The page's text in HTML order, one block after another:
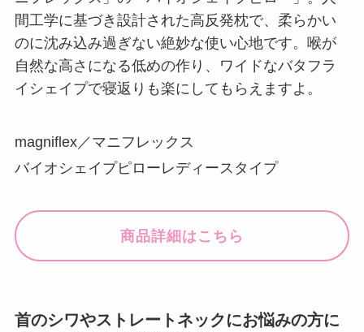
間工学に基づき設計された高反発枕で、柔らかい
のに沈み込み過ぎない絶妙な使い心地です。喉が
自然な高さになる低めの作り、ワイドなバタフラ
イシェイプで寝返りも楽にしてもらえますよ。
magniflex／マニフレックス
バイオシェイプピローレディースタイプ
商品詳細はこちら
首のシワやストレートネックにお悩みの方に